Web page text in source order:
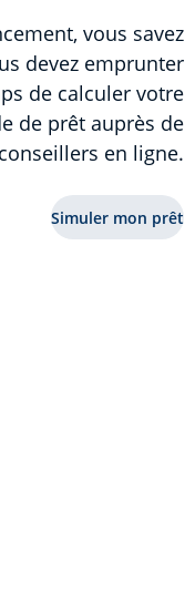
vous savez
devez emprunter
de calculer votre
de prêt auprès de
en ligne.
Simuler mon prêt